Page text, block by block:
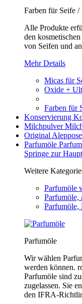
Farben für Seife
Alle Produkte
den
von Seifen und
Mehr Details
Micas für
Oxide +
Farben für
Konservierung
Milchpulver
Original
Parfumöle
Springe zur
Weitere
Parfumöle
Parfumöle,
Parfumöle
Wir wählen
werden können.
Parfumöle sind
zugelassen. Sie
den IFRA-